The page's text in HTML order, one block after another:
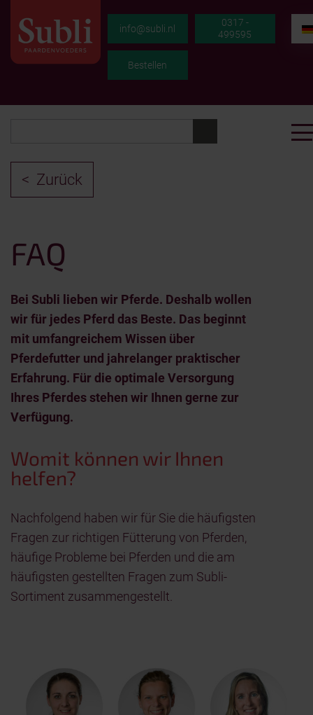
info@subli.nl
0317 -
499595
Bestellen
Zurück
FAQ
Bei Subli lieben wir Pferde. Deshalb wollen
wir für jedes Pferd das Beste. Das beginnt
mit umfangreichem Wissen über
Pferdefutter und jahrelanger praktischer
Erfahrung. Für die optimale Versorgung
Ihres Pferdes stehen wir Ihnen gerne zur
Verfügung.
Womit können wir Ihnen
helfen?
Nachfolgend haben wir für Sie die häufigsten
Fragen zur richtigen Fütterung von Pferden,
häufige Probleme bei Pferden und die am
häufigsten gestellten Fragen zum Subli-
Sortiment zusammengestellt.